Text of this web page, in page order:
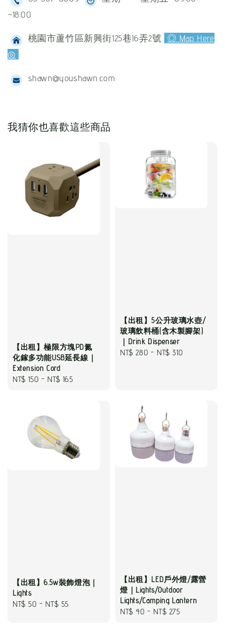
~18:00
桃園市蘆竹區新興街125巷16弄2號
◎ Map Here
◎
shawn@youshawn.com
我猜你也喜歡這些商品
【出租】極限方塊PD氮
化鎵多功能USB延長線｜
Extension Cord
Regular
NT$ 150 - NT$ 165
【出租】5公升玻璃水壺/
玻璃飲料桶(含木製腳架)
｜Drink Dispenser
Regular
NT$ 280 - NT$ 310
【出租】6.5w裝飾燈泡｜
Lights
Regular
NT$ 50 - NT$ 55
【出租】LED戶外燈/露營
燈｜Lights/Outdoor
Lights/Camping Lantern
Regular
NT$ 40 - NT$ 275